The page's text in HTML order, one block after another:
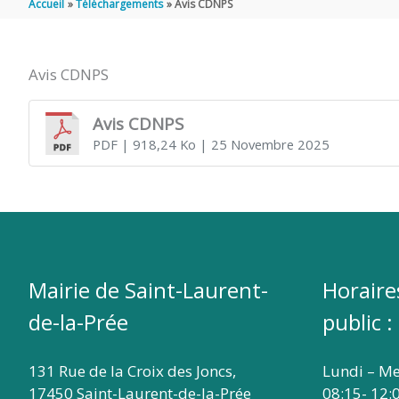
LAURENT
DE
PRÉE
Accueil Téléchargements Avis CDNPS
Avis CDNPS
Avis CDNPS
PDF| 918,24 Ko | 25 Novembre 2025
Mairie de Saint-Laurent-
de-la-Prée
131 Rue de la Croix des Joncs,
17450 Saint-Laurent-de-la-Prée
public :
Lundi –
08:15-